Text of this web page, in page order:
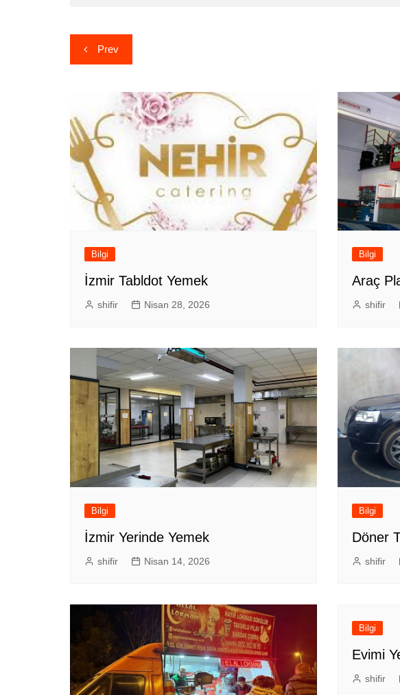
Yazı
gezinmesi
Prev
Bilgi
İzmir Tabldot Yemek
shifir Nisan 28, 2026
Bilgi
Araç
shifir
Bilgi
İzmir Yerinde Yemek
shifir Nisan 14, 2026
Bilgi
Döner
shifir
Bilgi
Evimi
shifir